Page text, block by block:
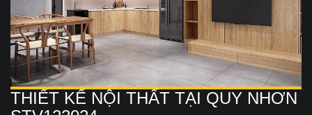
THIẾT KẾ NỘI THẤT TẠI QUY NHƠN